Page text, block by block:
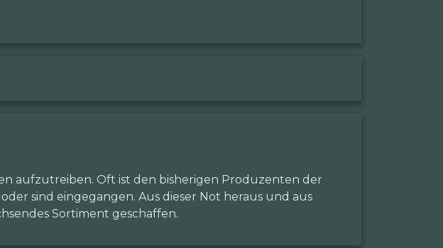
aufzutreiben. Oft ist den bisherigen Produzenten der
sind eingegangen. Aus dieser Not heraus und aus
Sortiment geschaffen.